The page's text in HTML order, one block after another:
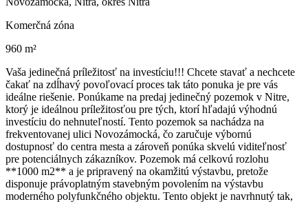
Komerčná zóna
960 m²
Vaša jedinečná príležitosť na investíciu!!! Chcete stavať a nechcete
čakať na zdĺhavý povoľovací proces tak táto ponuka je pre vás
ideálne riešenie. Ponúkame na predaj jedinečný pozemok v Nitre,
ktorý je ideálnou príležitosťou pre tých, ktorí hľadajú výhodnú
investíciu do nehnuteľností. Tento pozemok sa nachádza na
frekventovanej ulici Novozámocká, čo zaručuje výbornú
dostupnosť do centra mesta a zároveň ponúka skvelú viditeľnosť
pre potenciálnych zákazníkov. Pozemok má celkovú rozlohu
**1000 m2** a je pripravený na okamžitú výstavbu, pretože
disponuje právoplatným stavebným povolením na výstavbu
moderného polyfunkčného objektu. Tento objekt je navrhnutý tak,